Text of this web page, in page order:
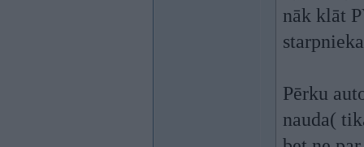
nāk klāt
Pērku
nauda(